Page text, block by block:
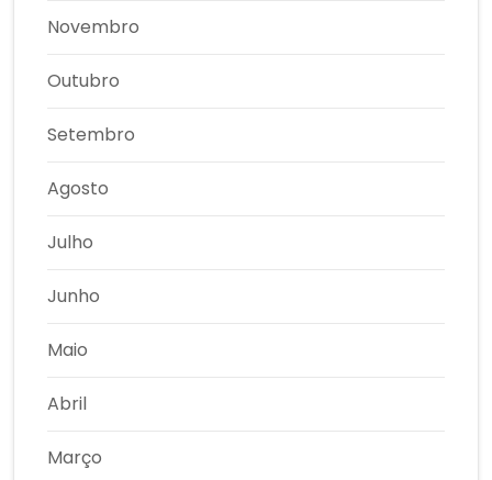
Novembro
Outubro
Setembro
Agosto
Julho
Junho
Maio
Abril
Março